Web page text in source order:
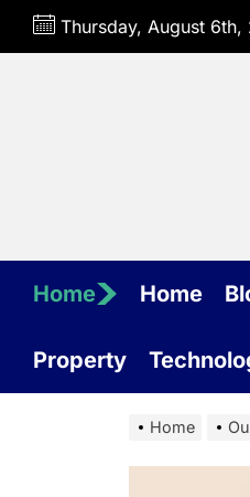
Skip
Thursday, August 6th,
Home Home
Property
Home